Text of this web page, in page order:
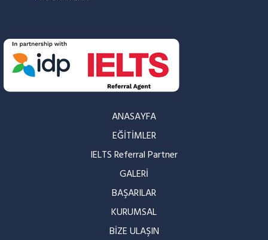
ANASAYFA
EĞİTİMLER
IELTS Referral Partner
GALERİ
BAŞARILAR
KURUMSAL
BİZE ULAŞIN